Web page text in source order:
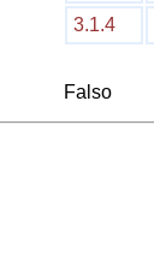
3.1.4
Falso